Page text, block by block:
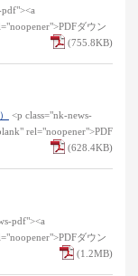
pdf"><a
ダウン
(755.8KB)
<p class="nk-news-
rel="noopener">PDF
(628.4KB)
pdf"><a
ダウン
(1.2MB)